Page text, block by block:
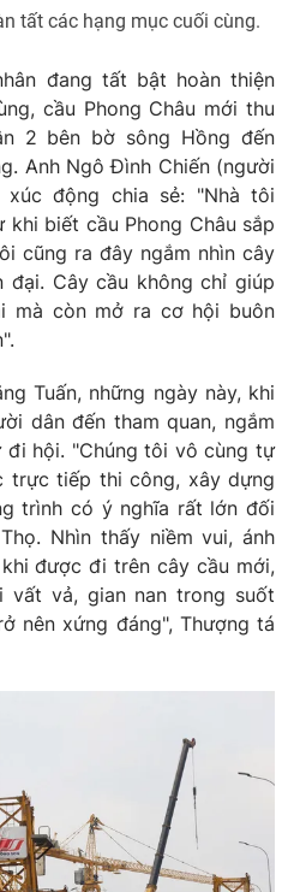
tất các hạng mục cuối cùng.
đang tất bật hoàn thiện
cầu Phong Châu mới thu
2 bên bờ sông Hồng đến
Anh Ngô Đình Chiến (người
xúc động chia sẻ: "Nhà tôi
khi biết cầu Phong Châu sắp
cũng ra đây ngắm nhìn cây
đại. Cây cầu không chỉ giúp
mà còn mở ra cơ hội buôn
Tuấn, những ngày này, khi
dân đến tham quan, ngắm
đi hội. "Chúng tôi vô cùng tự
trực tiếp thi công, xây dựng
trình có ý nghĩa rất lớn đối
Nhìn thấy niềm vui, ánh
được đi trên cây cầu mới,
vất vả, gian nan trong suốt
nên xứng đáng", Thượng tá